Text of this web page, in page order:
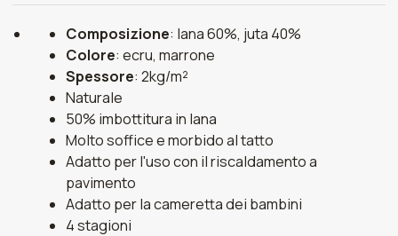
Composizione: lana 60%, juta 40%
Colore: ecru, marrone
Spessore: 2kg/m²
Naturale
50% imbottitura in lana
Molto soffice e morbido al tatto
Adatto per l'uso con il riscaldamento a
pavimento
Adatto per la cameretta dei bambini
4 stagioni